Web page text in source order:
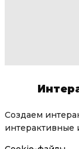
Создаем
интерактивные